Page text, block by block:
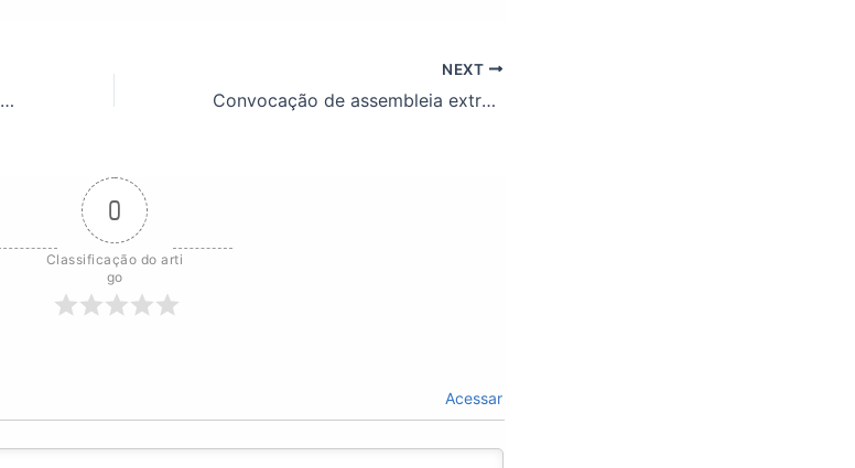
Comunicado de Cancelamento de Assembleia
NEXT
Convocação de assembleia extraordinária. Participe!
0
Classificação do arti
go
Acessar